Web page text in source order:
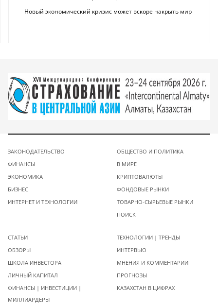
Новый экономический кризис может вскоре накрыть мир
ЗАКОНОДАТЕЛЬСТВО
ФИНАНСЫ
ЭКОНОМИКА
БИЗНЕС
ИНТЕРНЕТ И ТЕХНОЛОГИИ
ОБЩЕСТВО И ПОЛИТИКА
В МИРЕ
КРИПТОВАЛЮТЫ
ФОНДОВЫЕ РЫНКИ
ТОВАРНО-СЫРЬЕВЫЕ РЫНКИ
ПОИСК
СТАТЬИ
ОБЗОРЫ
ШКОЛА ИНВЕСТОРА
ЛИЧНЫЙ КАПИТАЛ
ФИНАНСЫ | ИНВЕСТИЦИИ |
МИЛЛИАРДЕРЫ
ТЕХНОЛОГИИ | ТРЕНДЫ
ИНТЕРВЬЮ
МНЕНИЯ И КОММЕНТАРИИ
ПРОГНОЗЫ
КАЗАХСТАН В ЦИФРАХ